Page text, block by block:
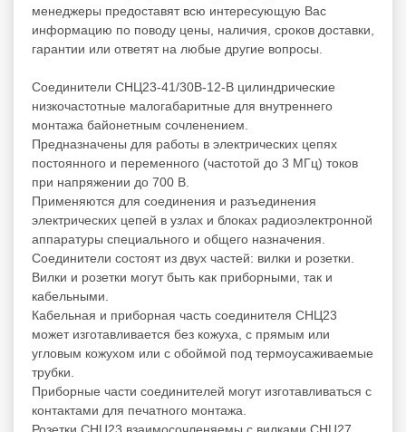
менеджеры предоставят всю интересующую Вас
информацию по поводу цены, наличия, сроков доставки,
гарантии или ответят на любые другие вопросы.
Соединители СНЦ23-41/30В-12-В цилиндрические
низкочастотные малогабаритные для внутреннего
монтажа байонетным сочленением.
Предназначены для работы в электрических цепях
постоянного и переменного (частотой до 3 МГц) токов
при напряжении до 700 В.
Применяются для соединения и разъединения
электрических цепей в узлах и блоках радиоэлектронной
аппаратуры специального и общего назначения.
Соединители состоят из двух частей: вилки и розетки.
Вилки и розетки могут быть как приборными, так и
кабельными.
Кабельная и приборная часть соединителя СНЦ23
может изготавливается без кожуха, с прямым или
угловым кожухом или с обоймой под термоусаживаемые
трубки.
Приборные части соединителей могут изготавливаться с
контактами для печатного монтажа.
Розетки СНЦ23 взаимосочленяемы с вилками СНЦ27,